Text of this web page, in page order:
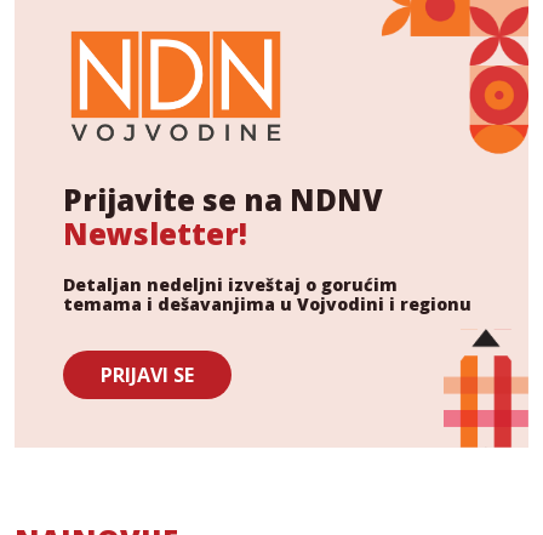
Prijavite se na NDNV
Newsletter!
Detaljan nedeljni izveštaj o gorućim
temama i dešavanjima u Vojvodini i regionu
PRIJAVI SE